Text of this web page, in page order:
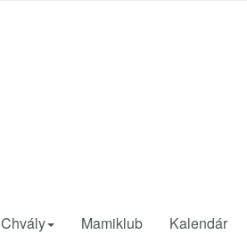
Chvály Mamiklub Kalendár